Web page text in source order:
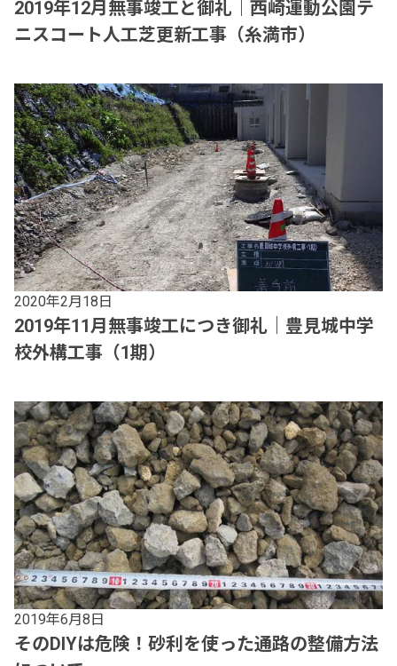
2019年12月無事竣工と御礼｜西崎運動公園テ
ニスコート人工芝更新工事（糸満市）
2020年2月18日
2019年11月無事竣工につき御礼｜豊見城中学
校外構工事（1期）
2019年6月8日
そのDIYは危険！砂利を使った通路の整備方法